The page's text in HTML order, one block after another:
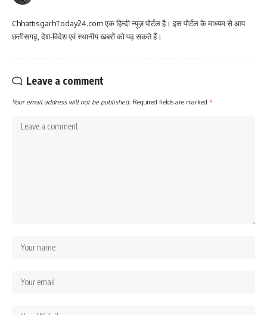
ChhattisgarhToday24.com एक हिन्दी न्यूज़ पोर्टल है। इस पोर्टल के माध्यम से आप
छत्तीसगढ़, देश-विदेश एवं स्थानीय खबरों को पढ़ सकते हैं।
Leave a comment
Your email address will not be published. Required fields are marked *